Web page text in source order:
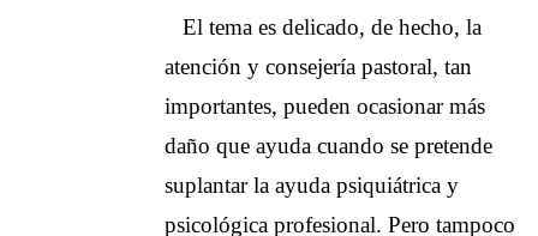
El tema es delicado, de hecho, la
atención y consejería pastoral, tan
importantes, pueden ocasionar más
daño que ayuda cuando se pretende
suplantar la ayuda psiquiátrica y
psicológica profesional. Pero tampoco